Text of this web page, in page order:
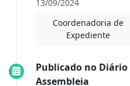
13/09/2024
Coordenadoria de
Expediente
Publicado no Diário
Assembleia